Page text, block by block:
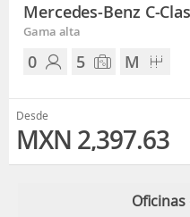
Mercedes-Benz C-
Gama alta
0 5 M
Desde
MXN 2,397.63